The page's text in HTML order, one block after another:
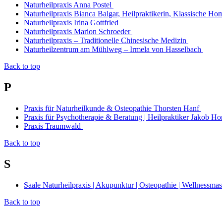
Naturheilpraxis Anna Postel
Naturheilpraxis Bianca Balgar, Heilpraktikerin, Klassische
Naturheilpraxis Irina Gottfried
Naturheilpraxis Marion Schroeder
Naturheilpraxis – Traditionelle Chinesische Medizin
Naturheilzentrum am Mühlweg – Irmela von Hasselbach
Back to top
P
Praxis für Naturheilkunde & Osteopathie Thorsten Hanf
Praxis für Psychotherapie & Beratung | Heilpraktiker Jakob
Praxis Traumwald
Back to top
S
Saale Naturheilpraxis | Akupunktur | Osteopathie |
Back to top